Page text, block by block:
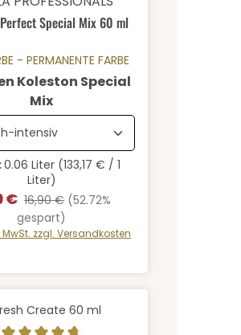
Special Mix 60 ml
- PERMANENTE FARBE
Koleston Special
Mixauswählen
0.06 Liter (133,17 € / 1
Liter)
€ Regulärer Preis:
16,90 € (52.72%
gespart)
MwSt. zzgl. Versandkosten